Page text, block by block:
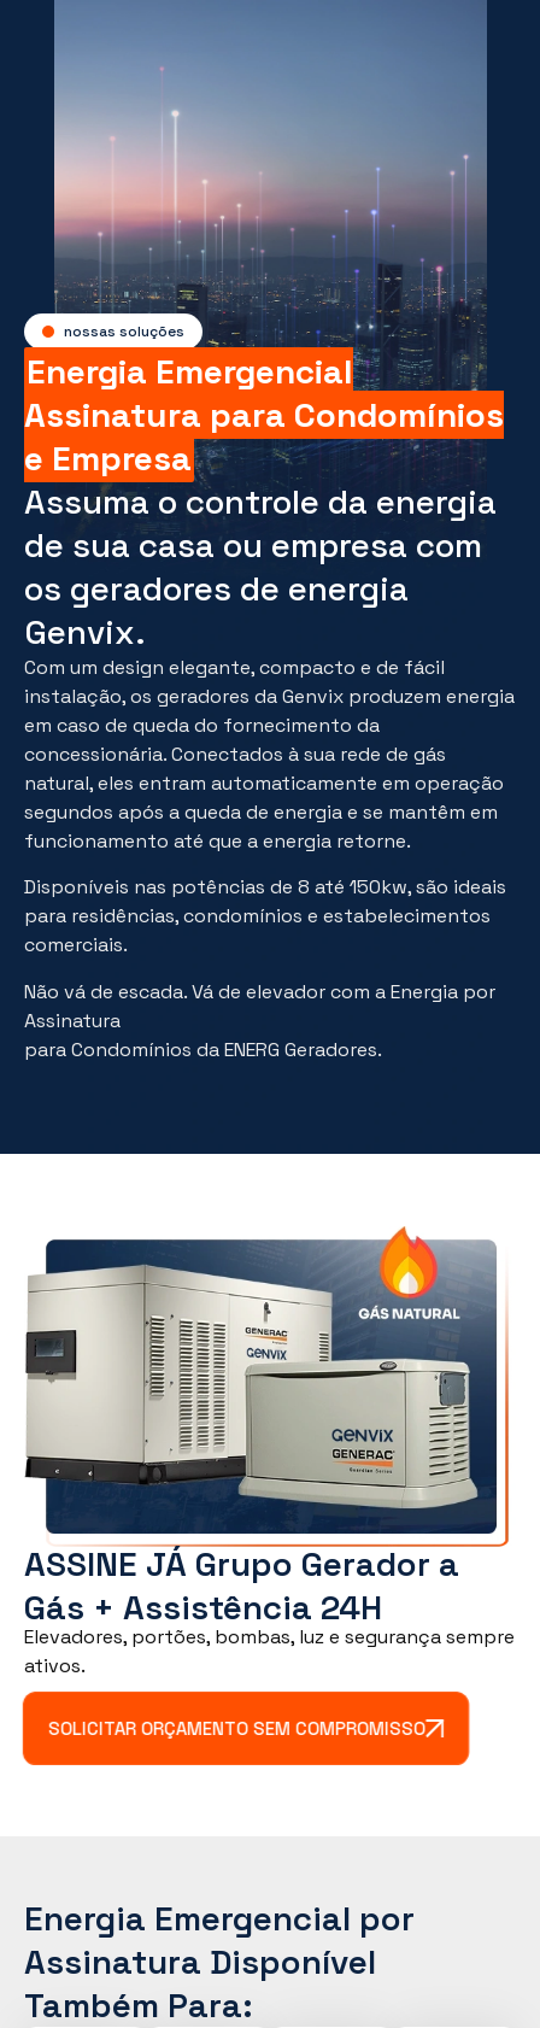
nossas soluções
Energia Emergencial
Assinatura para Condomínios
e Empresa
Assuma o controle da energia
de sua casa ou empresa com
os geradores de energia
Genvix.
Com um design elegante, compacto e de fácil
instalação, os geradores da Genvix produzem energia
em caso de queda do fornecimento da
concessionária. Conectados à sua rede de gás
natural, eles entram automaticamente em operação
segundos após a queda de energia e se mantêm em
funcionamento até que a energia retorne.
Disponíveis nas potências de 8 até 150kw, são ideais
para residências, condomínios e estabelecimentos
comerciais.
Não vá de escada. Vá de elevador com a Energia por
Assinatura
para Condomínios da ENERG Geradores.
ASSINE JÁ Grupo Gerador a
Gás + Assistência 24H
Elevadores, portões, bombas, luz e segurança sempre
ativos.
SOLICITAR ORÇAMENTO SEM COMPROMISSO
Energia Emergencial por
Assinatura Disponível
Também Para: